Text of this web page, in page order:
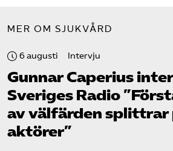
MER OM SJUKVÅRD
6 augusti Intervju
Gunnar Caperius
Sveriges Radio
av välfärden
aktörer”